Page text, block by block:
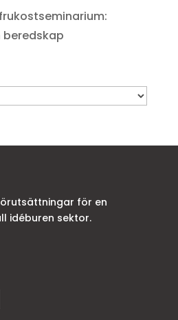
för en
idéburen sektor.